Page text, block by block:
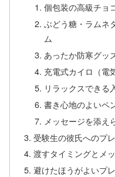
個包装の高級チョ
ぶどう糖・ラムネ
ム
あったか防寒グッ
充電式カイロ（電
リラックスできる
書き心地のよいペ
メッセージを添え
受験生の彼氏へのプ
渡すタイミングとメ
避けたほうがよいプ